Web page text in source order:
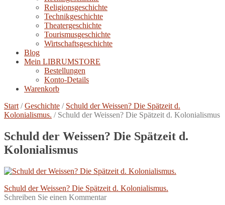
Religionsgeschichte
Technikgeschichte
Theatergeschichte
Tourismusgeschichte
Wirtschaftsgeschichte
Blog
Mein LIBRUMSTORE
Bestellungen
Konto-Details
Warenkorb
Start /Geschichte / Schuld der Weissen? Die Spätzeit d.
Kolonialismus. / Schuld der Weissen? Die Spätzeit d. Kolonialismus
Schuld der Weissen? Die Spätzeit d.
Kolonialismus
Beitragsnavigation
Vorheriger
Beitrag:
Schuld der Weissen? Die Spätzeit d. Kolonialismus.
Schreiben Sie einen Kommentar